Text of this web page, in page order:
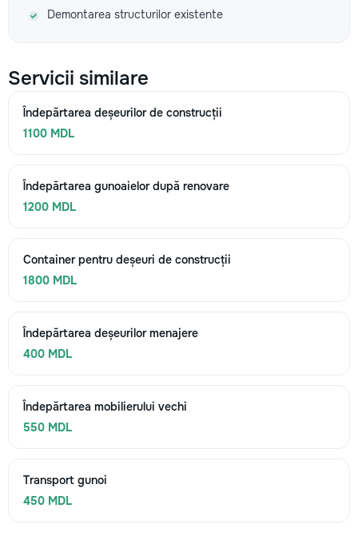
Demontarea structurilor existente
Servicii similare
Îndepărtarea deșeurilor de construcții
1100 MDL
Îndepărtarea gunoaielor după renovare
1200 MDL
Container pentru deșeuri de construcții
1800 MDL
Îndepărtarea deșeurilor menajere
400 MDL
Îndepărtarea mobilierului vechi
550 MDL
Transport gunoi
450 MDL